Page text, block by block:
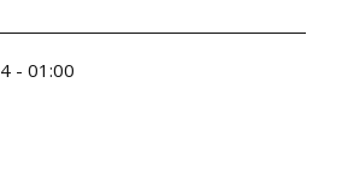
- 01:00